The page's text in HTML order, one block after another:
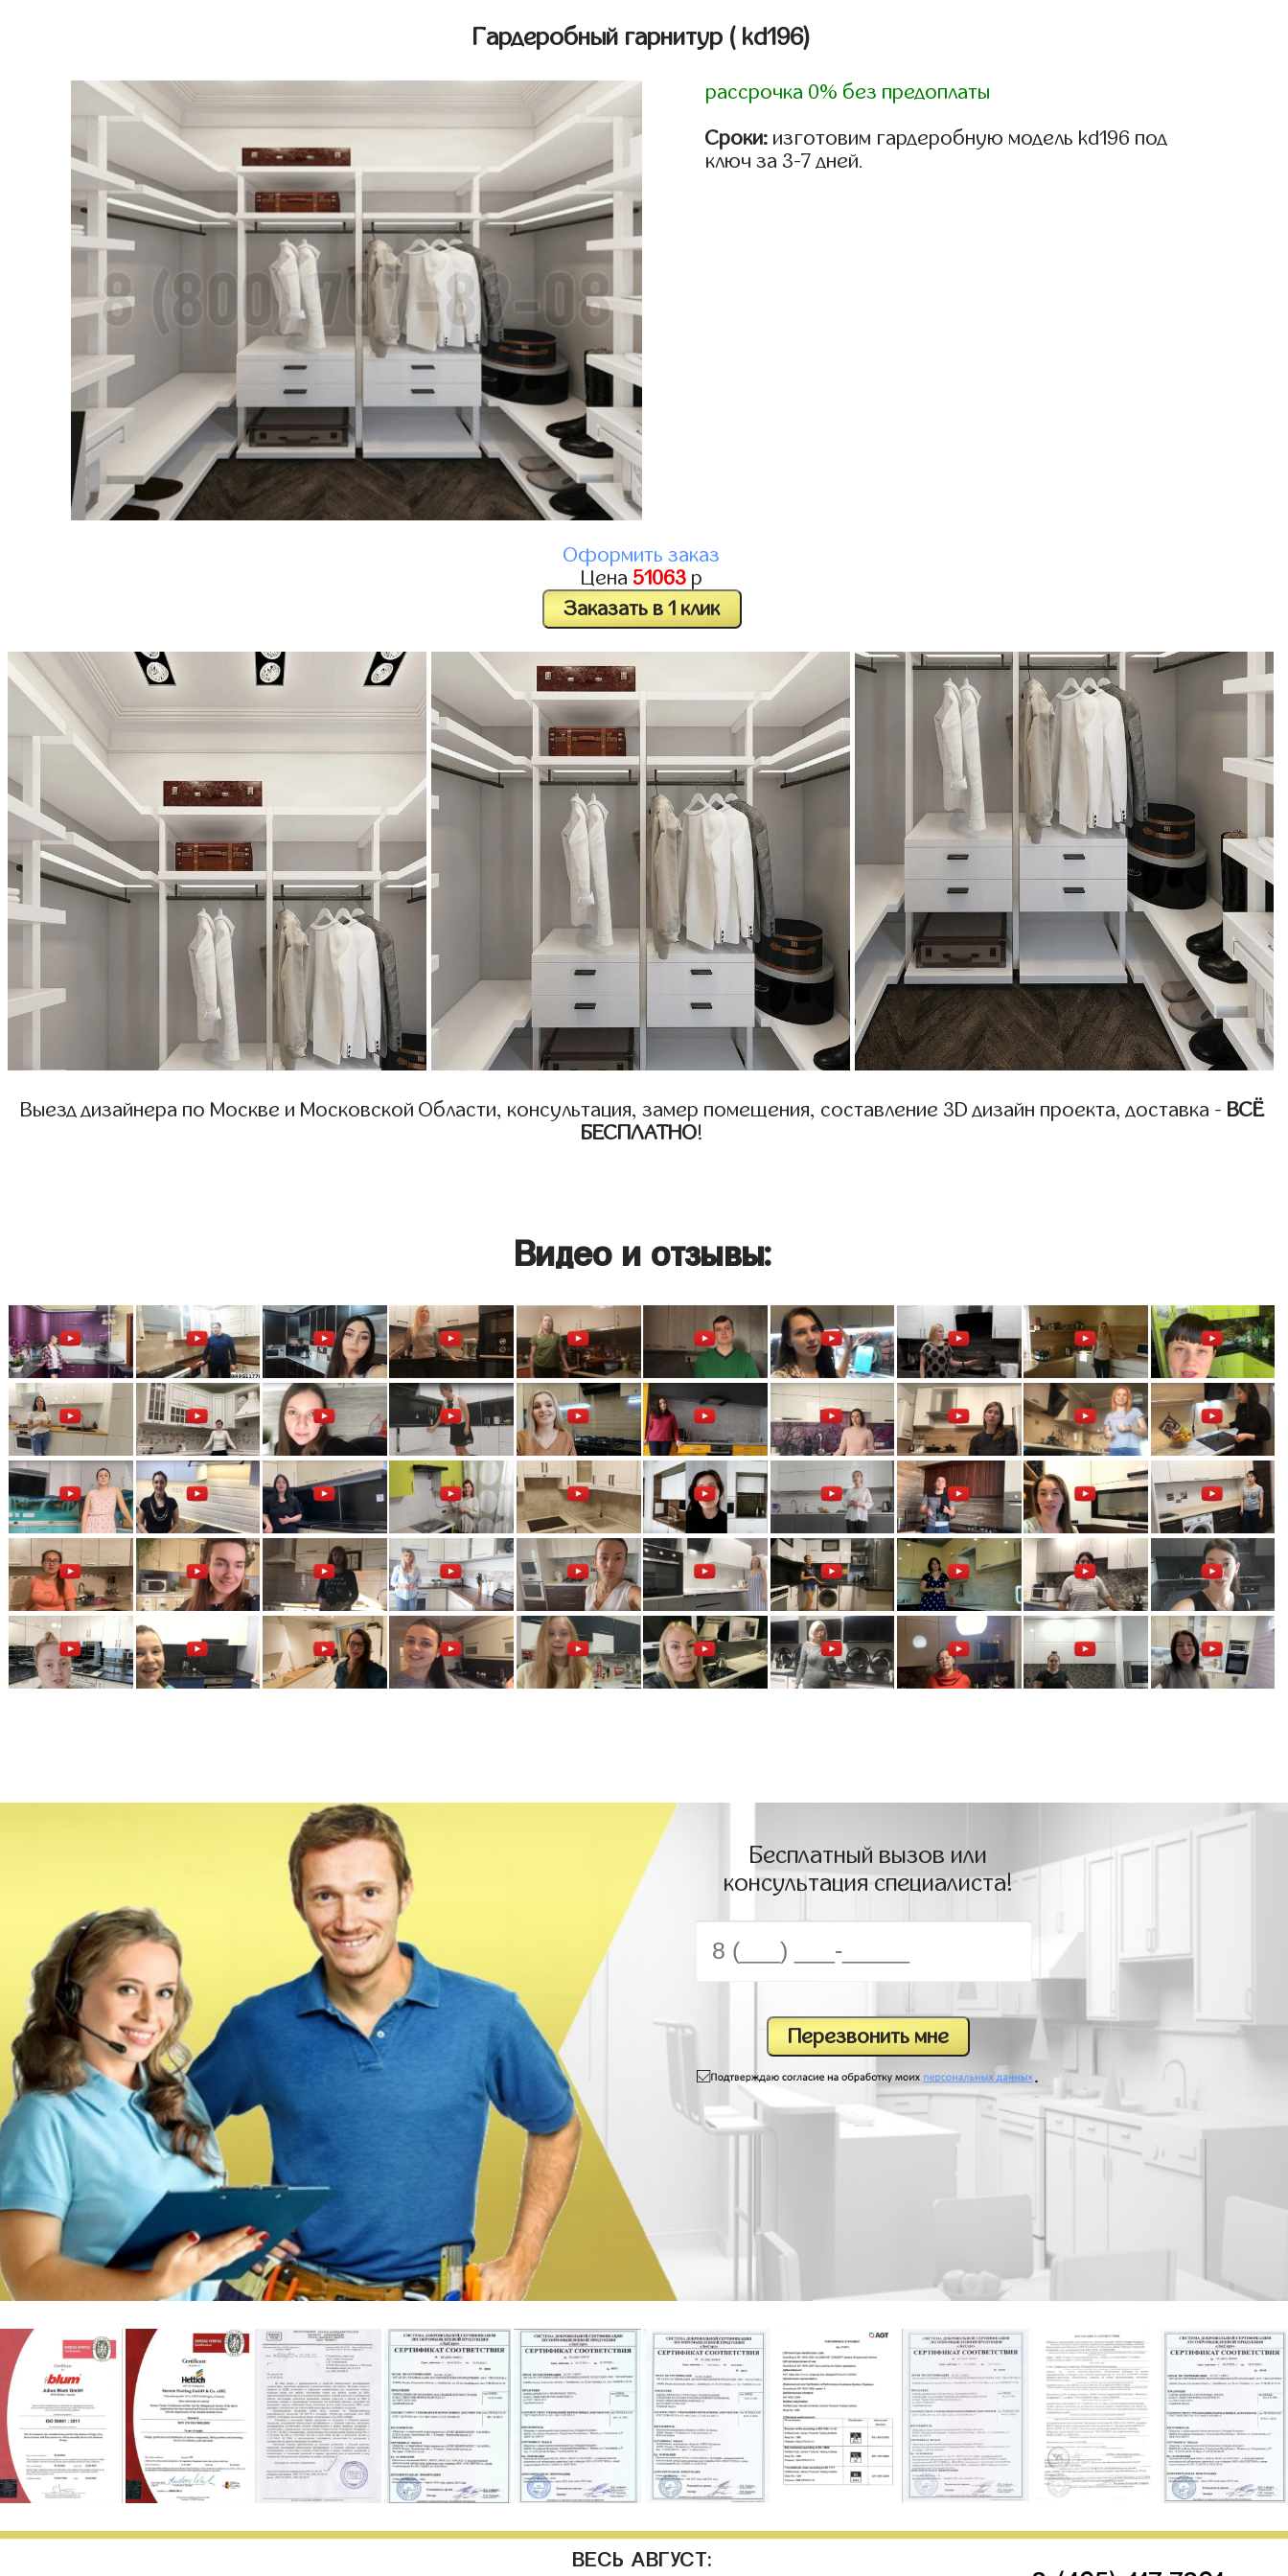
Гардеробный гарнитур ( kd196)
рассрочка 0% без предоплаты
Сроки: изготовим гардеробную модель kd196 под
ключ за 3-7 дней.
Оформить заказ
Цена 51063 р
Заказать в 1 клик
Выезд дизайнера по Москве и Московской Области, консультация, замер помещения, составление 3D дизайн проекта, доставка - ВСЁ
БЕСПЛАТНО!
Видео и отзывы:
Бесплатный вызов или
консультация специалиста!
.
ВЕСЬ АВГУСТ: